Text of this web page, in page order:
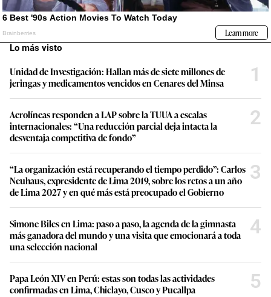
Lo más visto
Unidad de Investigación: Hallan más de siete millones de
jeringas y medicamentos vencidos en Cenares del Minsa
1
Aerolíneas responden a LAP sobre la TUUA a escalas
internacionales: “Una reducción parcial deja intacta la
desventaja competitiva de fondo”
2
“La organización está recuperando el tiempo perdido”: Carlos
Neuhaus, expresidente de Lima 2019, sobre los retos a un año
de Lima 2027 y en qué más está preocupado el Gobierno
3
Simone Biles en Lima: paso a paso, la agenda de la gimnasta
más ganadora del mundo y una visita que emocionará a toda
una selección nacional
4
Papa León XIV en Perú: estas son todas las actividades
confirmadas en Lima, Chiclayo, Cusco y Pucallpa
5